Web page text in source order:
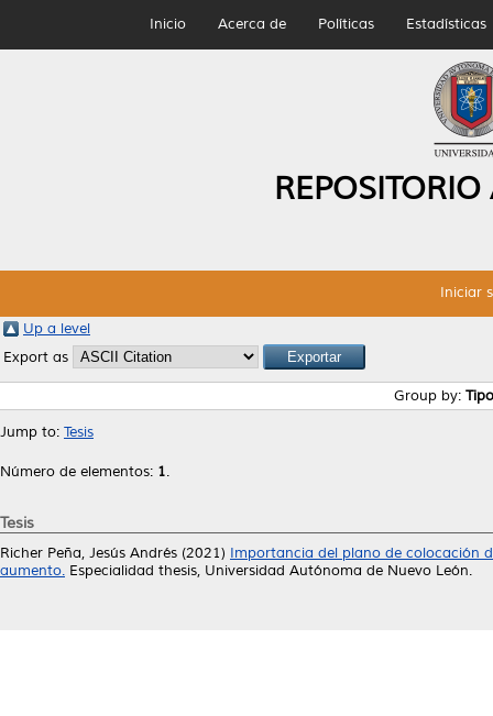
Inicio Acerca de Políticas Estadísticas
Iniciar
Up a level
Export as
Group by:
Jump to: Tesis
Número de elementos: 1.
Tesis
Richer Peña, Jesús Andrés (2021) Importancia del plano de colocación
aumento. Especialidad thesis, Universidad Autónoma de Nuevo León.